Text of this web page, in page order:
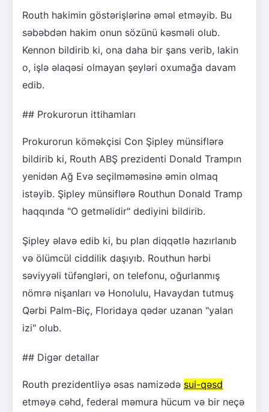
Routh hakimin göstərişlərinə əməl etməyib. Bu
səbəbdən hakim onun sözünü kəsməli olub.
Kennon bildirib ki, ona daha bir şans verib, lakin
o, işlə əlaqəsi olmayan şeyləri oxumağa davam
edib.
## Prokurorun ittihamları
Prokurorun köməkçisi Con Şipley münsiflərə
bildirib ki, Routh ABŞ prezidenti Donald Trampın
yenidən Ağ Evə seçilməməsinə əmin olmaq
istəyib. Şipley münsiflərə Routhun Donald Tramp
haqqında "O getməlidir" dediyini bildirib.
Şipley əlavə edib ki, bu plan diqqətlə hazırlanıb
və ölümcül ciddilik daşıyıb. Routhun hərbi
səviyyəli tüfəngləri, on telefonu, oğurlanmış
nömrə nişanları və Honolulu, Havaydan tutmuş
Qərbi Palm-Biç, Floridaya qədər uzanan "yalan
izi" olub.
## Digər detallar
Routh prezidentliyə əsas namizədə sui-qəsd
etməyə cəhd, federal məmura hücum və bir neçə